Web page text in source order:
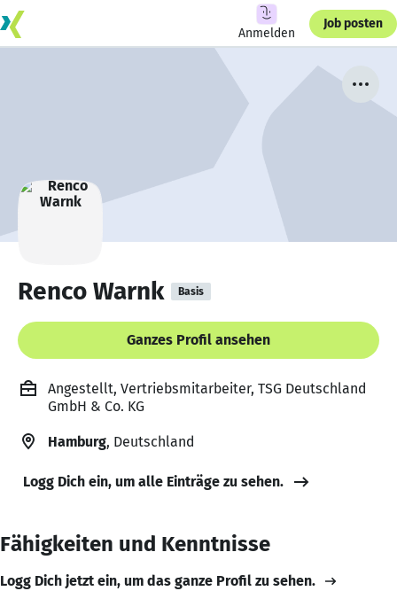
Anmelden
Job posten
Renco Warnk Basis
Ganzes Profil ansehen
Angestellt, Vertriebsmitarbeiter, TSG Deutschland
GmbH & Co. KG
Hamburg, Deutschland
Logg Dich ein, um alle Einträge zu sehen.
Fähigkeiten und Kenntnisse
Logg Dich jetzt ein, um das ganze Profil zu sehen.